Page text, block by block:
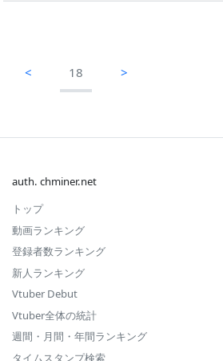
< 18 >
auth. chminer.net
トップ
動画ランキング
登録者数ランキング
新人ランキング
Vtuber Debut
Vtuber全体の統計
週間・月間・年間ランキング
タイムスタンプ検索